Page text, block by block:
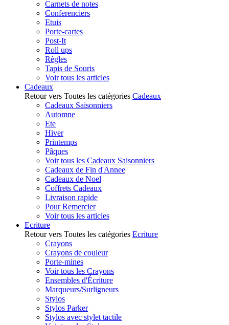
Carnets de notes
Conferenciers
Etuis
Porte-cartes
Post-It
Roll ups
Règles
Tapis de Souris
Voir tous les articles
Cadeaux
Retour vers Toutes les catégories Cadeaux
Cadeaux Saisonniers
Automne
Ete
Hiver
Printemps
Pâques
Voir tous les Cadeaux Saisonniers
Cadeaux de Fin d'Annee
Cadeaux de Noel
Coffrets Cadeaux
Livraison rapide
Pour Remercier
Voir tous les articles
Ecriture
Retour vers Toutes les catégories Ecriture
Crayons
Crayons de couleur
Porte-mines
Voir tous les Crayons
Ensembles d'Écriture
Marqueurs/Surligneurs
Stylos
Stylos Parker
Stylos avec stylet tactile